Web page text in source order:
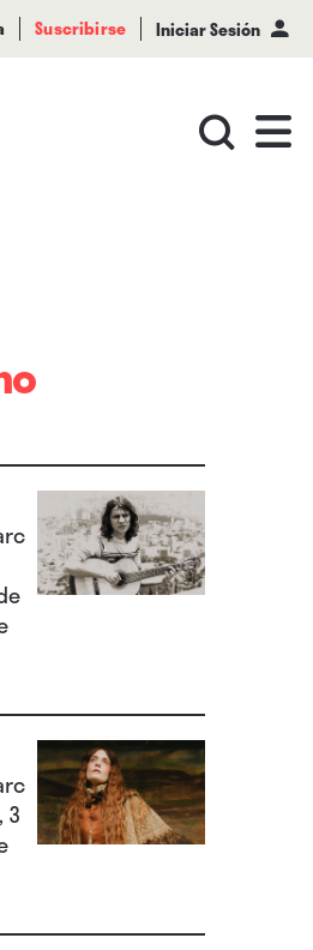
Suscribirse Iniciar Sesión
3